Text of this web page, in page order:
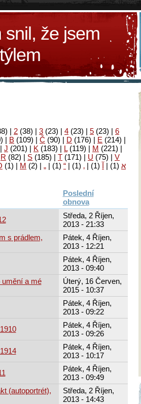
že jsem
| 2 (38) | 3 (23) | 4 (23) | 5 (23) | 6
| B (109) | Č (90) | D (176) | E (214) |
| J (201) | K (183) | L(119) | M (221) |
R (82) | S (185) | T (171) | U (75) | V
(1) | М (2) | א (1)
| آ (1)
|
‚
(1)
|
“
(1)
|
„
Poslední
obnova
Středa, 2 Říjen,
2013 - 21:33
s prádlem,
Pátek, 4 Říjen,
2013 - 12:21
Pátek, 4 Říjen,
2013 - 09:40
a mé
Úterý, 16 Červen,
2015 - 10:37
Pátek, 4 Říjen,
2013 - 09:22
Pátek, 4 Říjen,
2013 - 09:26
Pátek, 4 Říjen,
2013 - 10:17
Pátek, 4 Říjen,
2013 - 09:49
(autoportrét),
Středa, 2 Říjen,
2013 - 14:43